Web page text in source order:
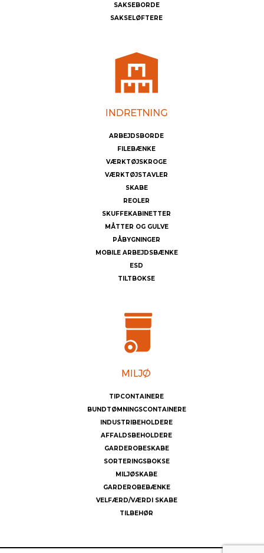
SAKSEBORDE
SAKSELØFTERE
ARBEJDSBORDE
FILEBÆNKE
VÆRKTØJSKROGE
VÆRKTØJSTAVLER
SKABE
REOLER
SKUFFEKABINETTER
MÅTTER OG GULVE
PÅBYGNINGER
MOBILE ARBEJDSBÆNKE
ESD
TILTBOKSE
TIPCONTAINERE
BUNDTØMNINGSCONTAINERE
INDUSTRIBEHOLDERE
AFFALDSBEHOLDERE
GARDEROBESKABE
SORTERINGSBOKSE
MILJØSKABE
GARDEROBEBÆNKE
VELFÆRD/VÆRDI SKABE
TILBEHØR